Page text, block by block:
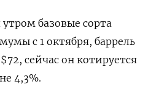
базовые сорта
с 1 октября, баррель
сейчас он котируется
4,3%.